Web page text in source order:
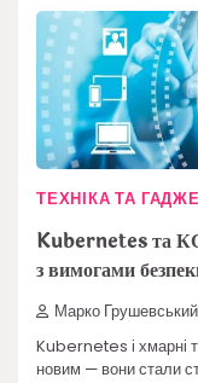
ТЕХНІКА ТА
Kubernetes та
з вимогами
Марко Грушевський
Kubernetes і хмарні
новим — вони стали